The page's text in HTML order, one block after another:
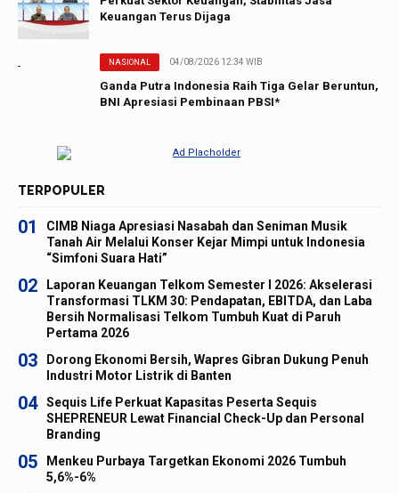
Keuangan Terus Dijaga
NASIONAL 04/08/2026 12:34 WIB
Ganda Putra Indonesia Raih Tiga Gelar Beruntun,
BNI Apresiasi Pembinaan PBSI*
TERPOPULER
01
CIMB Niaga Apresiasi Nasabah dan Seniman Musik
Tanah Air Melalui Konser Kejar Mimpi untuk Indonesia
“Simfoni Suara Hati”
02
Laporan Keuangan Telkom Semester I 2026: Akselerasi
Transformasi TLKM 30: Pendapatan, EBITDA, dan Laba
Bersih Normalisasi Telkom Tumbuh Kuat di Paruh
Pertama 2026
03
Dorong Ekonomi Bersih, Wapres Gibran Dukung Penuh
Industri Motor Listrik di Banten
04
Sequis Life Perkuat Kapasitas Peserta Sequis
SHEPRENEUR Lewat Financial Check-Up dan Personal
Branding
05
Menkeu Purbaya Targetkan Ekonomi 2026 Tumbuh
5,6%-6%